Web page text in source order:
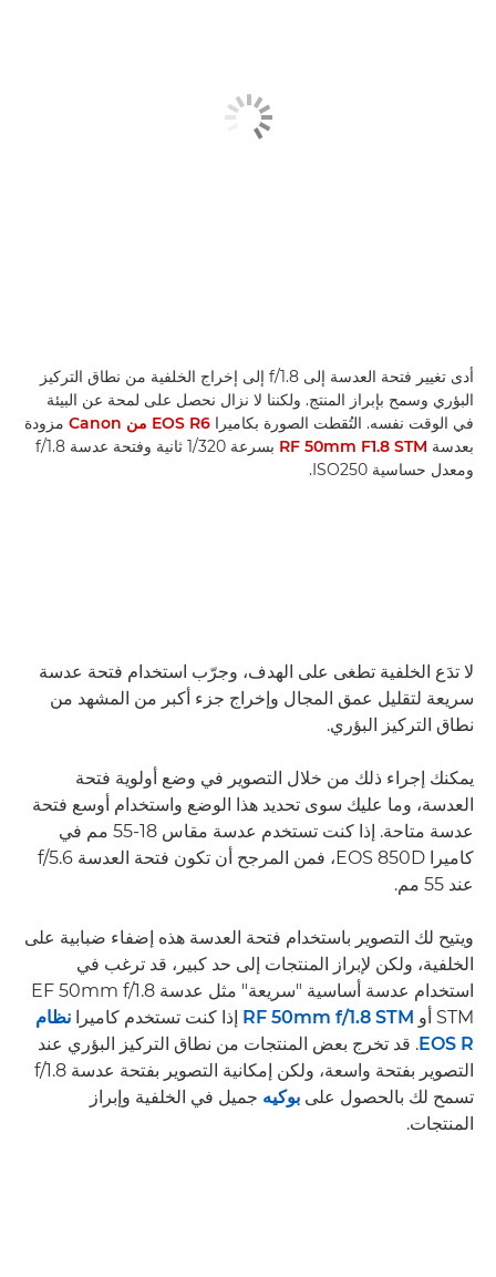
أدى تغيير فتحة العدسة إلى f/1.8 إلى إخراج الخلفية من نطاق التركيز
البؤري وسمح بإبراز المنتج. ولكننا لا نزال نحصل على لمحة عن البيئة
في الوقت نفسه. التُقطت الصورة بكاميرا EOS R6 من Canon
مزودة
بعدسة RF 50mm F1.8 STM
بسرعة 1/320 ثانية وفتحة عدسة f/1.8
ومعدل حساسية ISO250.
لا تدَع الخلفية تطغى على الهدف، وجرّب استخدام فتحة عدسة
سريعة لتقليل عمق المجال وإخراج جزء أكبر من المشهد من
نطاق التركيز البؤري.
يمكنك إجراء ذلك من خلال التصوير في وضع أولوية فتحة
العدسة، وما عليك سوى تحديد هذا الوضع واستخدام أوسع فتحة
عدسة متاحة. إذا كنت تستخدم عدسة مقاس 18-55 مم في
كاميرا EOS 850D، فمن المرجح أن تكون فتحة العدسة f/5.6
عند 55 مم.
ويتيح لك التصوير باستخدام فتحة العدسة هذه إضفاء ضبابية على
الخلفية، ولكن لإبراز المنتجات إلى حد كبير، قد ترغب في
استخدام عدسة أساسية "سريعة" مثل عدسة EF 50mm f/1.8
STM أو
RF 50mm f/1.8 STM إذا كنت تستخدم كاميرا نظام
EOS R. قد تخرج بعض المنتجات من نطاق التركيز البؤري عند
التصوير بفتحة واسعة، ولكن إمكانية التصوير بفتحة عدسة f/1.8
تسمح لك بالحصول على بوكيه جميل في الخلفية وإبراز
المنتجات.